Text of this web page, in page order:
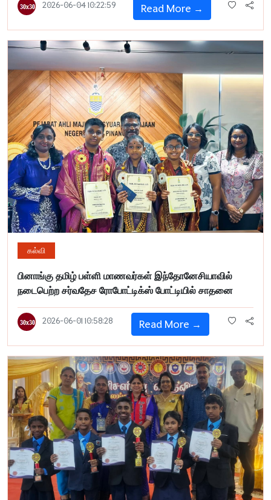
2026-06-04 10:22:59 Read More →
கல்வி
பினாங்கு தமிழ் பள்ளி மாணவர்கள் இந்தோனேசியாவில்
நடைபெற்ற சர்வதேச ரோபோட்டிக்ஸ் போட்டியில் சாதனை
2026-06-01 10:58:28 Read More →